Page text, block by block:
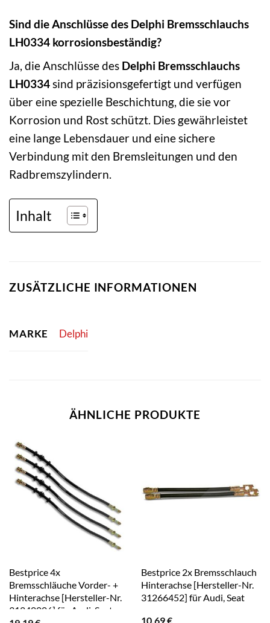
Sind die Anschlüsse des Delphi Bremsschlauchs
LH0334 korrosionsbeständig?
Ja, die Anschlüsse des Delphi Bremsschlauchs
LH0334sind präzisionsgefertigt und verfügen
über eine spezielle Beschichtung, die sie vor
Korrosion und Rost schützt. Dies gewährleistet
eine lange Lebensdauer und eine sichere
Verbindung mit den Bremsleitungen und den
Radbremszylindern.
Inhalt
ZUSÄTZLICHE INFORMATIONEN
MARKE Delphi
ÄHNLICHE PRODUKTE
Bestprice 4x
Bremsschläuche Vorder- +
Hinterachse [Hersteller-Nr.
31240006] für Audi, Seat
Bestprice 2x Bremsschlauch
Hinterachse [Hersteller-Nr.
31266452] für Audi, Seat
10,69€